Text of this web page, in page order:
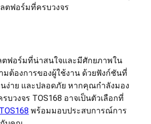
ตฟอร์มที่ครบวงจร
ตฟอร์มที่น่าสนใจและมีศักยภาพใน
มต้องการของผู้ใช้งาน ด้วยฟังก์ชันที่
ง่าย และปลอดภัย หากคุณกำลังมอง
วงจร TOS168 อาจเป็นตัวเลือกที่
TOS168 พร้อมมอบประสบการณ์การ